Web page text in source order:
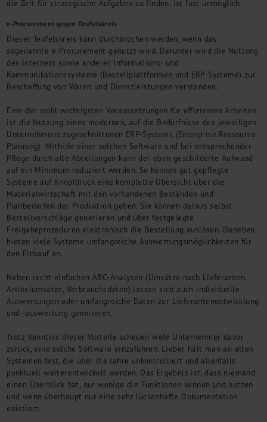
die Zeit für strategische Aufgaben zu finden, ist fast unmöglich.
e-Procurement gegen Teufelskreis
Dieser Teufelskreis kann durchbrochen werden, wenn das
sogenannte e-Procurement genutzt wird. Darunter wird die Nutzung
des Internets sowie anderer Informations- und
Kommunikationssysteme (Bestellplattformen und ERP-Systeme) zur
Beschaffung von Waren und Dienstleistungen verstanden.
Eine der wohl wichtigsten Voraussetzungen für effizientes Arbeiten
ist die Nutzung eines modernen, auf die Bedürfnisse des jeweiligen
Unternehmens zugeschnittenen ERP-Systems (Enterprise Ressource
Planning). Mithilfe einer solchen Software und bei entsprechender
Pflege durch alle Abteilungen kann der eben geschilderte Aufwand
auf ein Minimum reduziert werden. So können gut gepflegte
Systeme auf Knopfdruck eine komplette Übersicht über die
Materialwirtschaft mit den vorhandenen Beständen und
Planbedarfen der Produktion geben. Sie können daraus selbst
Bestellvorschläge generieren und über festgelegte
Freigabeprozeduren elektronisch die Bestellung auslösen. Daneben
bieten viele Systeme umfangreiche Auswertungsmöglichkeiten für
den Einkauf an.
Neben recht einfachen ABC-Analysen (Umsätze nach Lieferanten,
Artikelumsätze, Verbrauchsdaten) lassen sich auch individuelle
Auswertungen oder umfangreiche Daten zur Lieferantenentwicklung
und -auswertung generieren.
Trotz Kenntnis dieser Vorteile scheuen viele Unternehmer davor
zurück, eine solche Software einzuführen. Lieber hält man an alten
Systemen fest, die über die Jahre unkontrolliert und allenfalls
punktuell weiterentwickelt werden. Das Ergebnis ist, dass niemand
einen Überblick hat, nur wenige die Funktionen kennen und nutzen
und wenn überhaupt nur eine sehr lückenhafte Dokumentation
existiert.